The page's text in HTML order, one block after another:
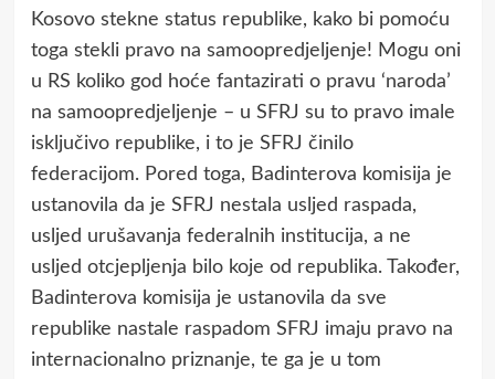
Kosovo stekne status republike, kako bi pomoću
toga stekli pravo na samoopredjeljenje! Mogu oni
u RS koliko god hoće fantazirati o pravu ‘naroda’
na samoopredjeljenje – u SFRJ su to pravo imale
isključivo republike, i to je SFRJ činilo
federacijom. Pored toga, Badinterova komisija je
ustanovila da je SFRJ nestala usljed raspada,
usljed urušavanja federalnih institucija, a ne
usljed otcjepljenja bilo koje od republika. Također,
Badinterova komisija je ustanovila da sve
republike nastale raspadom SFRJ imaju pravo na
internacionalno priznanje, te ga je u tom